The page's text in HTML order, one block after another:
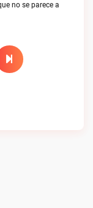
no se parece a